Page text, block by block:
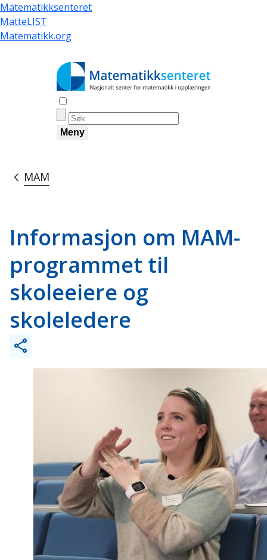
Hopp
til
hovedinnhold
Matematikksenteret
MatteLIST
Matematikk.org
Meny
Navigasjonssti
MAM
Informasjon om MAM-
programmet til
skoleeiere og
skoleledere